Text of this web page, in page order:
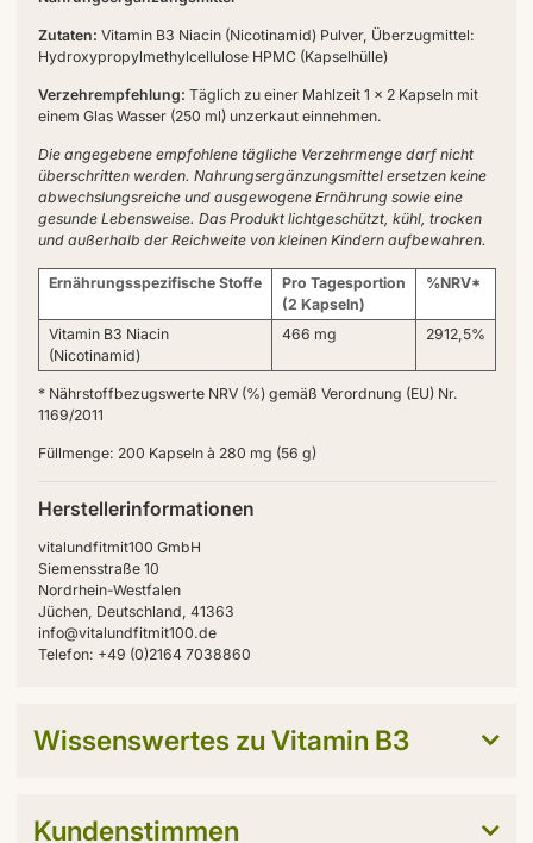
Zutaten: Vitamin B3 Niacin (Nicotinamid) Pulver, Überzugmittel:
Hydroxypropylmethylcellulose HPMC (Kapselhülle)
Verzehrempfehlung: Täglich zu einer Mahlzeit 1 x 2 Kapseln mit
einem Glas Wasser (250 ml) unzerkaut einnehmen.
Die angegebene empfohlene tägliche Verzehrmenge darf nicht
überschritten werden. Nahrungsergänzungsmittel ersetzen keine
abwechslungsreiche und ausgewogene Ernährung sowie eine
gesunde Lebensweise. Das Produkt lichtgeschützt, kühl, trocken
und außerhalb der Reichweite von kleinen Kindern aufbewahren.
Ernährungsspezifische Stoffe
Pro Tagesportion
(2 Kapseln)
%NRV*
Vitamin B3 Niacin
(Nicotinamid)
466 mg 2912,5%
* Nährstoffbezugswerte NRV (%) gemäß Verordnung (EU) Nr.
1169/2011
Füllmenge: 200 Kapseln à 280 mg (56 g)
Herstellerinformationen
vitalundfitmit100 GmbH
Siemensstraße 10
Nordrhein-Westfalen
Jüchen, Deutschland, 41363
info@vitalundfitmit100.de
Telefon: +49 (0)2164 7038860
Wissenswertes zu Vitamin B3
Kundenstimmen